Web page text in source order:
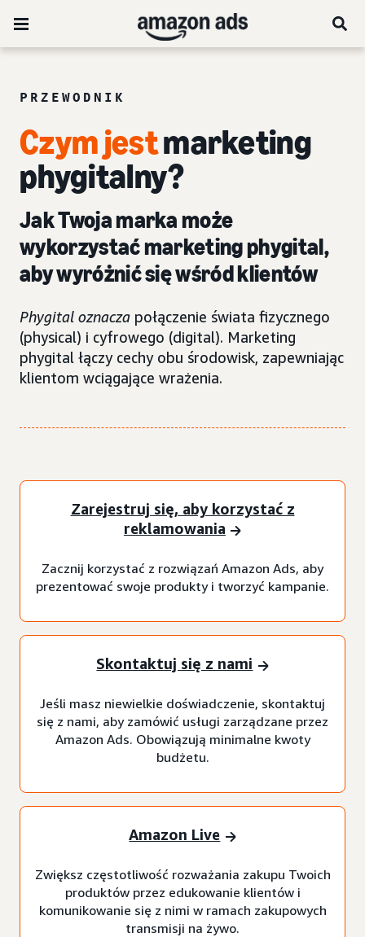
PRZEWODNIK
Czym jestmarketing
phygitalny?
Jak Twoja marka może
wykorzystać marketing phygital,
aby wyróżnić się wśród klientów
Phygital oznacza połączenie świata fizycznego
(physical) i cyfrowego (digital). Marketing
phygital łączy cechy obu środowisk, zapewniając
klientom wciągające wrażenia.
Zarejestruj się, aby korzystać z
reklamowania
Zacznij korzystać z rozwiązań Amazon Ads, aby
prezentować swoje produkty i tworzyć kampanie.
Skontaktuj się z nami
Jeśli masz niewielkie doświadczenie, skontaktuj
się z nami, aby zamówić usługi zarządzane przez
Amazon Ads. Obowiązują minimalne kwoty
budżetu.
Amazon Live
Zwiększ częstotliwość rozważania zakupu Twoich
produktów przez edukowanie klientów i
komunikowanie się z nimi w ramach zakupowych
transmisji na żywo.